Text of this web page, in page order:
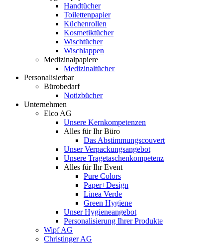
Handtücher
Toilettenpapier
Küchenrollen
Kosmetiktücher
Wischtücher
Wischlappen
Medizinalpapiere
Medizinaltücher
Personalisierbar
Bürobedarf
Notizbücher
Unternehmen
Elco AG
Unsere Kernkompetenzen
Alles für Ihr Büro
Das Abstimmungscouvert
Unser Verpackungsangebot
Unsere Tragetaschenkompetenz
Alles für Ihr Event
Pure Colors
Paper+Design
Linea Verde
Green Hygiene
Unser Hygieneangebot
Personalisierung Ihrer Produkte
Wipf AG
Christinger AG